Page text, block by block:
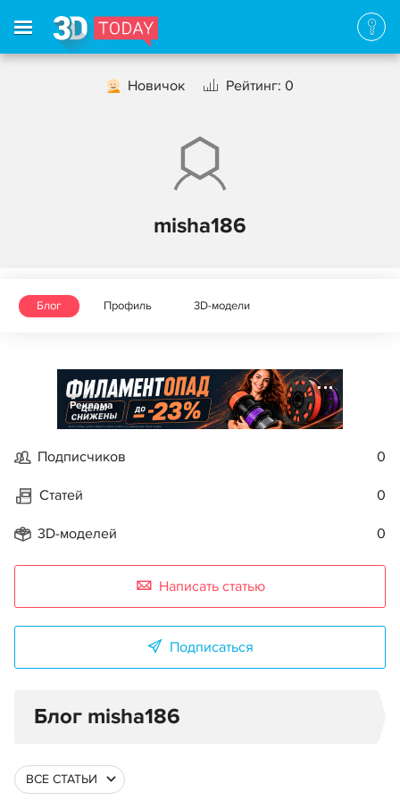
Новичок Рейтинг: 0
misha186
Блог Профиль 3D-модели
Реклама
Подписчиков 0
Статей 0
3D-моделей 0
Написать статью
Подписаться
Блог misha186
ВСЕ СТАТЬИ